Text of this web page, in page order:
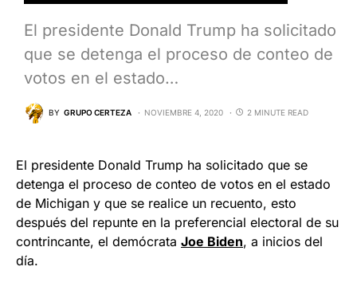
El presidente Donald Trump ha solicitado
que se detenga el proceso de conteo de
votos en el estado…
BY GRUPO CERTEZA NOVIEMBRE 4, 2020 2 MINUTE READ
El presidente Donald Trump ha solicitado que se
detenga el proceso de conteo de votos en el estado
de Michigan y que se realice un recuento, esto
después del repunte en la preferencial electoral de su
contrincante, el demócrata Joe Biden, a inicios del
día.